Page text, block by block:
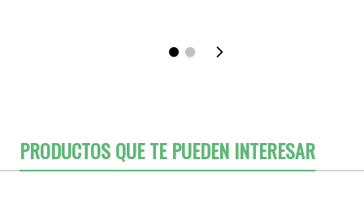
PRODUCTOS QUE TE PUEDEN INTERESAR